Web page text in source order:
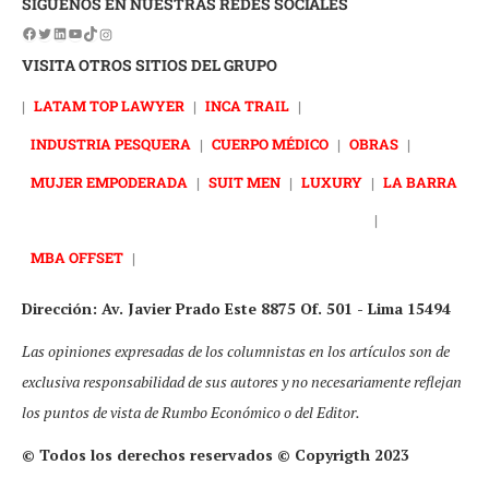
VISITA OTROS SITIOS DEL GRUPO
| LATAM TOP LAWYER | INCA TRAIL |
INDUSTRIA PESQUERA | CUERPO MÉDICO | OBRAS |
MUJER EMPODERADA | SUIT MEN | LUXURY | LA BARRA
|
MBA OFFSET |
Dirección: Av. Javier Prado Este 8875 Of. 501 - Lima 15494
Las opiniones expresadas de los columnistas en los artículos son de
exclusiva responsabilidad de sus autores y no necesariamente reflejan
los puntos de vista de Rumbo Económico o del Editor.
© Todos los derechos reservados © Copyrigth 2023